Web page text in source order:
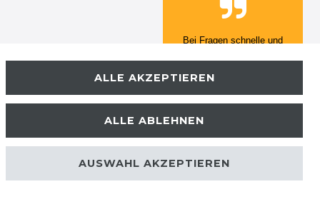
Einwandfrei!
Datum der Veröffentlichung:
23.04.2026
224 Bewertungen
ALLE AKZEPTIEREN
ALLE ABLEHNEN
AUSWAHL AKZEPTIEREN